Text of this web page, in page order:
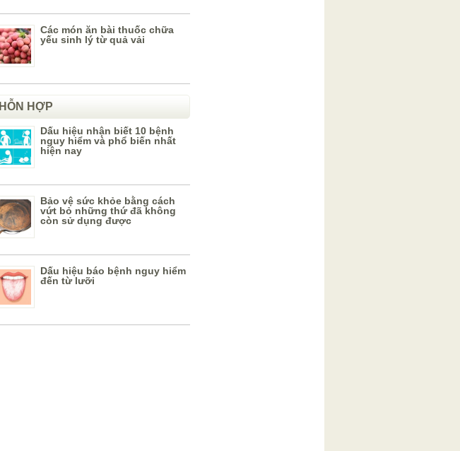
Các món ăn bài thuốc chữa
yếu sinh lý từ quả vải
HỖN HỢP
Dấu hiệu nhận biết 10 bệnh
nguy hiểm và phổ biến nhất
hiện nay
Bảo vệ sức khỏe bằng cách
vứt bỏ những thứ đã không
còn sử dụng được
Dấu hiệu báo bệnh nguy hiểm
đến từ lưỡi